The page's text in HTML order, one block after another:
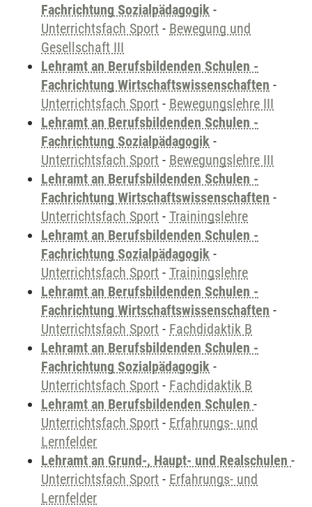
Fachrichtung Sozialpädagogik -
Unterrichtsfach Sport - Bewegung und
Gesellschaft III
Lehramt an Berufsbildenden Schulen -
Fachrichtung Wirtschaftswissenschaften -
Unterrichtsfach Sport - Bewegungslehre III
Lehramt an Berufsbildenden Schulen -
Fachrichtung Sozialpädagogik -
Unterrichtsfach Sport - Bewegungslehre III
Lehramt an Berufsbildenden Schulen -
Fachrichtung Wirtschaftswissenschaften -
Unterrichtsfach Sport - Trainingslehre
Lehramt an Berufsbildenden Schulen -
Fachrichtung Sozialpädagogik -
Unterrichtsfach Sport - Trainingslehre
Lehramt an Berufsbildenden Schulen -
Fachrichtung Wirtschaftswissenschaften -
Unterrichtsfach Sport - Fachdidaktik B
Lehramt an Berufsbildenden Schulen -
Fachrichtung Sozialpädagogik -
Unterrichtsfach Sport - Fachdidaktik B
Lehramt an Berufsbildenden Schulen -
Unterrichtsfach Sport - Erfahrungs- und
Lernfelder
Lehramt an Grund-, Haupt- und Realschulen -
Unterrichtsfach Sport - Erfahrungs- und
Lernfelder